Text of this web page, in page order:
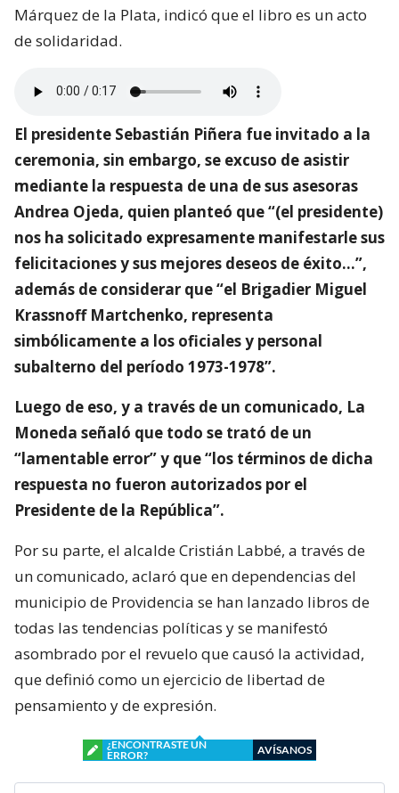
Márquez de la Plata, indicó que el libro es un acto
de solidaridad.
El presidente Sebastián Piñera fue invitado a la
ceremonia, sin embargo, se excuso de asistir
mediante la respuesta de una de sus asesoras
Andrea Ojeda, quien planteó que “(el presidente)
nos ha solicitado expresamente manifestarle sus
felicitaciones y sus mejores deseos de éxito…”,
además de considerar que “el Brigadier Miguel
Krassnoff Martchenko, representa
simbólicamente a los oficiales y personal
subalterno del período 1973-1978”.
Luego de eso, y a través de un comunicado, La
Moneda señaló que todo se trató de un
“lamentable error” y que “los términos de dicha
respuesta no fueron autorizados por el
Presidente de la República”.
Por su parte, el alcalde Cristián Labbé, a través de
un comunicado, aclaró que en dependencias del
municipio de Providencia se han lanzado libros de
todas las tendencias políticas y se manifestó
asombrado por el revuelo que causó la actividad,
que definió como un ejercicio de libertad de
pensamiento y de expresión.
¿ENCONTRASTE UN
ERROR?
AVÍSANOS